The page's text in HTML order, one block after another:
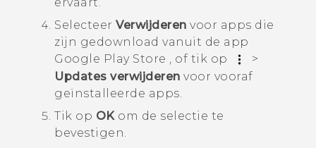
Selecteer Verwijderen voor apps die
zijn gedownload vanuit de app
Google Play Store , of tik op
>
Updates verwijderen voor vooraf
geïnstalleerde apps.
Tik op OKom de selectie te
bevestigen.